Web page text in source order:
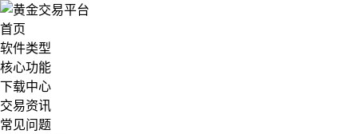
首页
软件类型
核心功能
下载中心
交易资讯
常见问题